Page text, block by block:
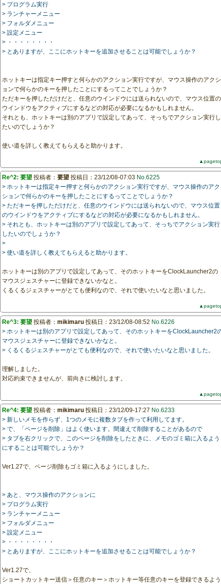
> プログラム実行
> ランチャーメニュー
> フォルダメニュー
> 設定メニュー
> ・・・・・・・・
> とありますが、ここにホットキーを追加させることは可能でしょうか？
ホットキーは指定キー押すと何らかのアクション実行ですが、マウス操作のアクシ
ョンで何らかのキーを押したことにするってことでしょうか？
ただキーを押しただけだと、任意のウインドウには送られないので、マウス位置の
ウインドウをアクティブにするなどの対応が必要になるかもしれません。
それとも、ホットキーは別のアプリで設定してあって、そっちでアクション実行し
たいのでしょうか？
使い道を詳しく教えてもらえると助かります。
Re^2: 要望 投稿者： 要望 投稿日：23/12/08-07:03 No.6225
> ホットキーは指定キー押すと何らかのアクション実行ですが、マウス操作のアク
ションで何らかのキーを押したことにするってことでしょうか？
> ただキーを押しただけだと、任意のウインドウには送られないので、マウス位置
のウインドウをアクティブにするなどの対応が必要になるかもしれません。
> それとも、ホットキーは別のアプリで設定してあって、そっちでアクション実行
したいのでしょうか？
>
> 使い道を詳しく教えてもらえると助かります。
ホットキーは別のアプリで設定してあって、そのホットキーをClockLauncher2の
マウスジェスチャーに登録できないかなと。
くるくるジェスチャーがとても便利なので、それで使いたいなと思いました。
Re^3: 要望 投稿者： mikimaru 投稿日：23/12/08-08:52 No.6226
> ホットキーは別のアプリで設定してあって、そのホットキーをClockLauncher2
マウスジェスチャーに登録できないかなと。
> くるくるジェスチャーがとても便利なので、それで使いたいなと思いました。
理解しました。
対応約束できませんが、前向きに検討します。
Re^4: 要望 投稿者： mikimaru 投稿日：23/12/09-17:27 No.6233
> 新しいメモを作らず、1つのメモに複数タブを作って利用してます。
> で、「ページを削除」はよく使います。間違えて削除することがあるので
> タブを右クリックで、このページを削除をしたときに、メモのゴミ箱に入るよう
にすることは可能でしょうか？
Ver1.27で、ページ削除もゴミ箱に入るようにしました。
> あと、マウス操作のアクションに
> プログラム実行
> ランチャーメニュー
> フォルダメニュー
> 設定メニュー
> ・・・・・・・・
> とありますが、ここにホットキーを追加させることは可能でしょうか？
Ver1.27で、
ショートカットキー送信＞任意のキー＞ホットキー等任意のキーを登録できるよう